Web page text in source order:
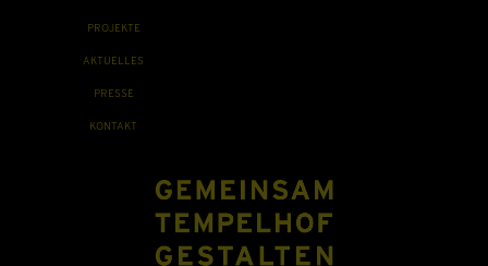
PROJEKTE
AKTUELLES
PRESSE
KONTAKT